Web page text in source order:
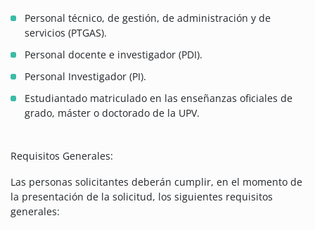
Personal técnico, de gestión, de administración y de
servicios (PTGAS).
Personal docente e investigador (PDI).
Personal Investigador (PI).
Estudiantado matriculado en las enseñanzas oficiales de
grado, máster o doctorado de la UPV.
Requisitos Generales:
Las personas solicitantes deberán cumplir, en el momento de
la presentación de la solicitud, los siguientes requisitos
generales: